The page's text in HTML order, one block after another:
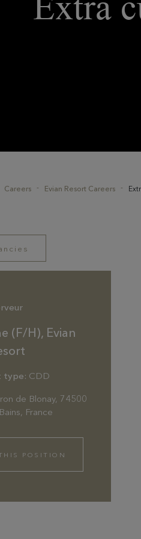
Careers Evian Resort Careers
(F/H), Evian
type: CDD
de Blonay, 74500
France
POSITION